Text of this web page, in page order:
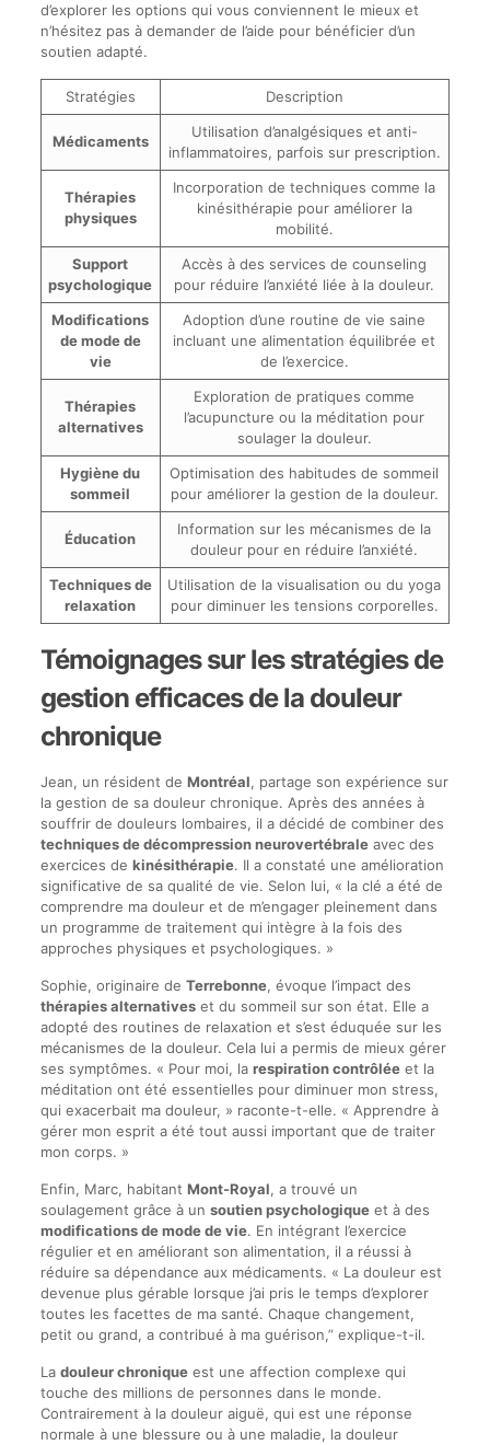
d’explorer les options qui vous conviennent le mieux et
n’hésitez pas à demander de l’aide pour bénéficier d’un
soutien adapté.
Stratégies Description
Médicaments
Utilisation d’analgésiques et anti-
inflammatoires, parfois sur prescription.
Thérapies
physiques
Incorporation de techniques comme la
kinésithérapie pour améliorer la
mobilité.
Support
psychologique
Accès à des services de counseling
pour réduire l’anxiété liée à la douleur.
Modifications
de mode de
vie
Adoption d’une routine de vie saine
incluant une alimentation équilibrée et
de l’exercice.
Thérapies
alternatives
Exploration de pratiques comme
l’acupuncture ou la méditation pour
soulager la douleur.
Hygiène du
sommeil
Optimisation des habitudes de sommeil
pour améliorer la gestion de la douleur.
Éducation
Information sur les mécanismes de la
douleur pour en réduire l’anxiété.
Techniques de
relaxation
Utilisation de la visualisation ou du yoga
pour diminuer les tensions corporelles.
Témoignages sur les stratégies de
gestion efficaces de la douleur
chronique
Jean, un résident de Montréal, partage son expérience sur
la gestion de sa douleur chronique. Après des années à
souffrir de douleurs lombaires, il a décidé de combiner des
techniques de décompression neurovertébraleavec des
exercices de kinésithérapie. Il a constaté une amélioration
significative de sa qualité de vie. Selon lui, « la clé a été de
comprendre ma douleur et de m’engager pleinement dans
un programme de traitement qui intègre à la fois des
approches physiques et psychologiques. »
Sophie, originaire de Terrebonne, évoque l’impact des
thérapies alternativeset du sommeil sur son état. Elle a
adopté des routines de relaxation et s’est éduquée sur les
mécanismes de la douleur. Cela lui a permis de mieux gérer
ses symptômes. « Pour moi, la respiration contrôléeet la
méditation ont été essentielles pour diminuer mon stress,
qui exacerbait ma douleur, » raconte-t-elle. « Apprendre à
gérer mon esprit a été tout aussi important que de traiter
mon corps. »
Enfin, Marc, habitant Mont-Royal, a trouvé un
soulagement grâce à un soutien psychologiqueet à des
modifications de mode de vie. En intégrant l’exercice
régulier et en améliorant son alimentation, il a réussi à
réduire sa dépendance aux médicaments. « La douleur est
devenue plus gérable lorsque j’ai pris le temps d’explorer
toutes les facettes de ma santé. Chaque changement,
petit ou grand, a contribué à ma guérison,” explique-t-il.
La douleur chroniqueest une affection complexe qui
touche des millions de personnes dans le monde.
Contrairement à la douleur aiguë, qui est une réponse
normale à une blessure ou à une maladie, la douleur